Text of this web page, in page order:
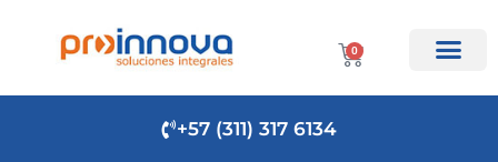
0
+57 (311) 317 6134